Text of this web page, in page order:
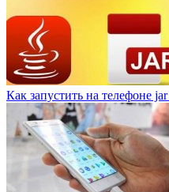
Как запустить на телефоне